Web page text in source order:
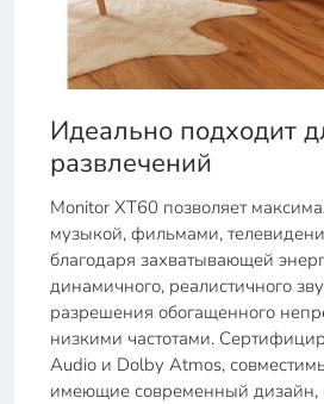
Идеально подходит
развлечений
Monitor XT60 позволяет
музыкой, фильмами,
благодаря захватывающей
динамичного, реалистичного
разрешения обогащенного
низкими частотами.
Audio и Dolby Atmos,
имеющие современный дизайн,